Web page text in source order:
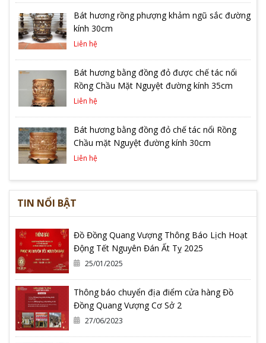
Bát hương rồng phượng khảm ngũ sắc đường
kính 30cm
Liên hệ
Bát hương bằng đồng đỏ được chế tác nổi
Rồng Chầu Mặt Nguyệt đường kính 35cm
Liên hệ
Bát hương bằng đồng đỏ chế tác nổi Rồng
Chầu mặt Nguyệt đường kính 30cm
Liên hệ
TIN NỔI BẬT
Đồ Đồng Quang Vượng Thông Báo Lịch Hoạt
Động Tết Nguyên Đán Ất Tỵ 2025
25/01/2025
Thông báo chuyển địa điểm cửa hàng Đồ
Đồng Quang Vượng Cơ Sở 2
27/06/2023